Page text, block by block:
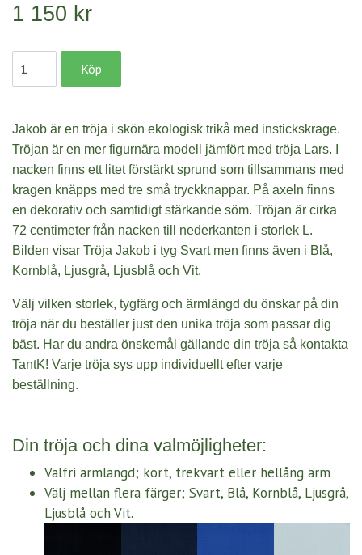
1 150 kr
Jakob är en tröja i skön ekologisk trikå med instickskrage.
Tröjan är en mer figurnära modell jämfört med tröja Lars. I
nacken finns ett litetförstärktsprund som tillsammans med
kragen knäpps med tre små tryckknappar. På axeln finns
en dekorativ och samtidigt stärkande söm. Tröjan är cirka
72 centimeter från nacken till nederkanten i storlek L.
Bilden visar Tröja Jakob i tyg Svart men finns även i Blå,
Kornblå, Ljusgrå, Ljusblå och Vit.
Välj vilken storlek, tygfärg och ärmlängd du önskar på din
tröja när du beställer just den unika tröja som passar dig
bäst. Har du andra önskemål gällande din tröja så kontakta
TantK! Varje tröja sys upp individuellt efter varje
beställning.
Din tröja och dina valmöjligheter:
Valfri ärmlängd; kort, trekvart eller hellång ärm
Välj mellan flera färger; Svart, Blå, Kornblå, Ljusgrå,
Ljusblå och Vit.